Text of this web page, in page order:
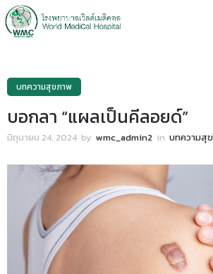
บทความสุขภาพ
บอกลา “แผลเป็นคีลอยด์”
มิถุนายน 24, 2024 by wmc_admin2 in บทความสุ